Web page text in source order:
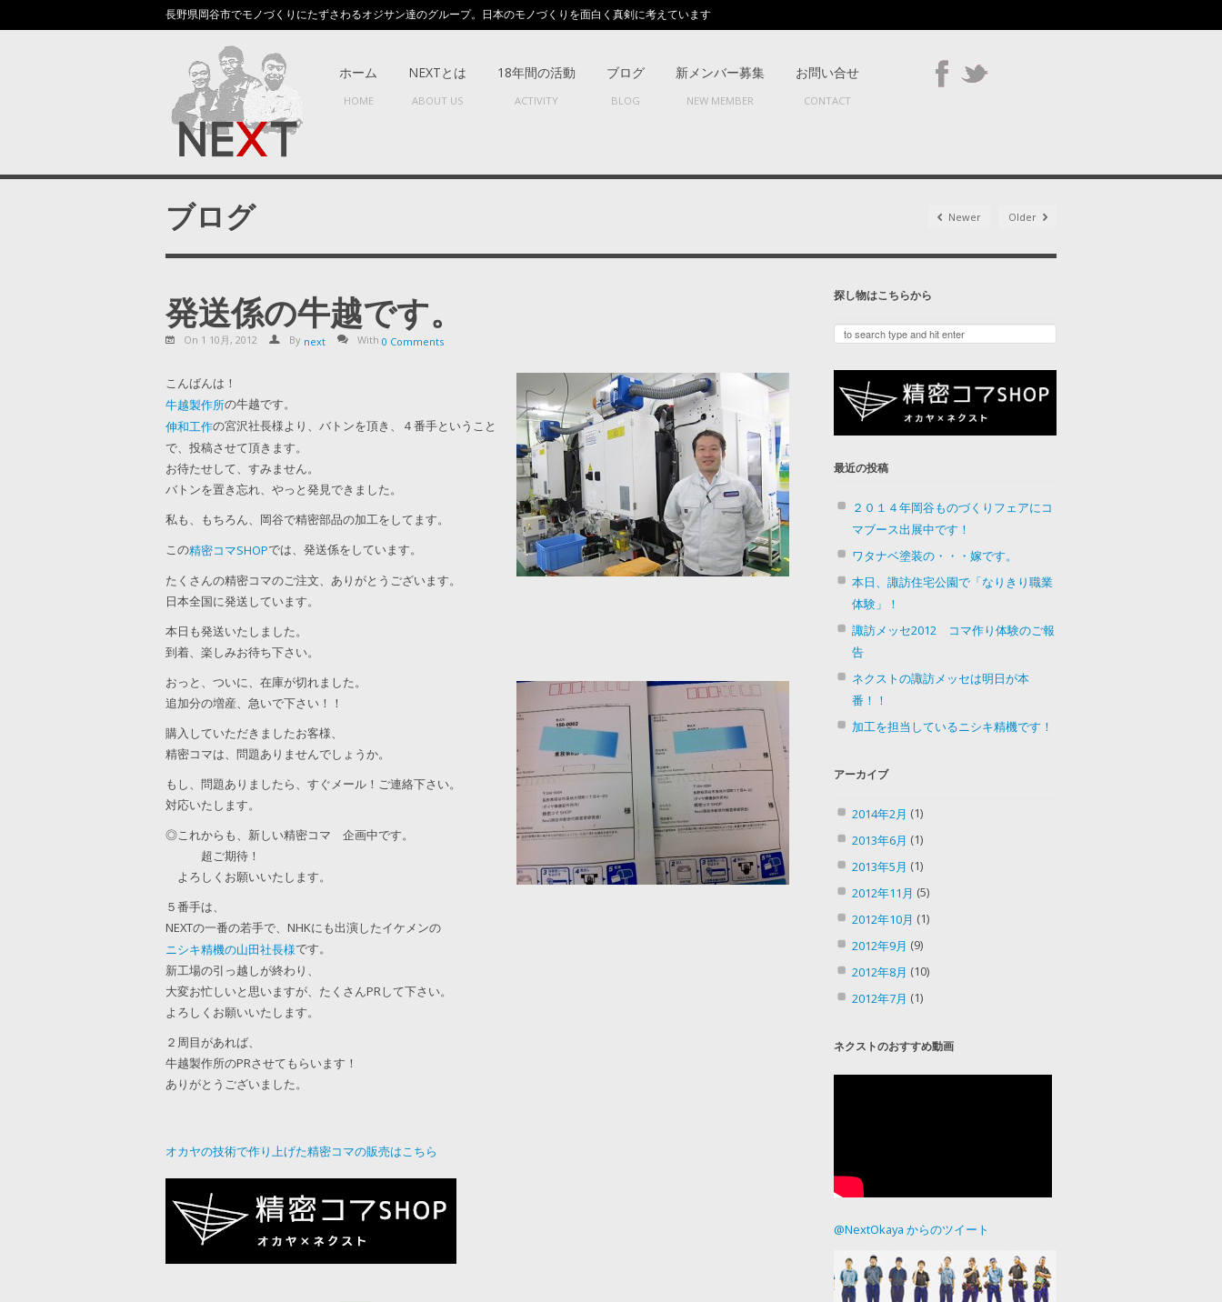
長野県岡谷市でモノづくりにたずさわるオジサン達のグループ。日本のモノづくりを面白く真剣に考えています
ホーム
HOME
NEXTとは
ABOUT US
18年間の活動
ACTIVITY
ブログ
BLOG
新メンバー募集
NEW MEMBER
お問い合せ
CONTACT
ブログ Newer Older
発送係の牛越です。
On 1 10月, 2012 By next With 0 Comments
こんばんは！
牛越製作所の牛越です。
伸和工作の宮沢社長様より、バトンを頂き、４番手ということ
で、投稿させて頂きます。
お待たせして、すみません。
バトンを置き忘れ、やっと発見できました。
私も、もちろん、岡谷で精密部品の加工をしてます。
この精密コマSHOPでは、発送係をしています。
たくさんの精密コマのご注文、ありがとうございます。
日本全国に発送しています。
本日も発送いたしました。
到着、楽しみお待ち下さい。
おっと、ついに、在庫が切れました。
追加分の増産、急いで下さい！！
購入していただきましたお客様、
精密コマは、問題ありませんでしょうか。
もし、問題ありましたら、すぐメール！ご連絡下さい。
対応いたします。
◎これからも、新しい精密コマ 企画中です。
超ご期待！
よろしくお願いいたします。
５番手は、
NEXTの一番の若手で、NHKにも出演したイケメンの
ニシキ精機の山田社長様です。
新工場の引っ越しが終わり、
大変お忙しいと思いますが、たくさんPRして下さい。
よろしくお願いいたします。
２周目があれば、
牛越製作所のPRさせてもらいます！
ありがとうございました。
オカヤの技術で作り上げた精密コマの販売はこちら
探し物はこちらから
最近の投稿
２０１４年岡谷ものづくりフェアにコ
マブース出展中です！
ワタナベ塗装の・・・嫁です。
本日、諏訪住宅公園で「なりきり職業
体験」！
諏訪メッセ2012 コマ作り体験のご報
告
ネクストの諏訪メッセは明日が本
番！！
加工を担当しているニシキ精機です！
アーカイブ
2014年2月 (1)
2013年6月 (1)
2013年5月 (1)
2012年11月 (5)
2012年10月 (1)
2012年9月 (9)
2012年8月 (10)
2012年7月 (1)
ネクストのおすすめ動画
@NextOkaya からのツイート